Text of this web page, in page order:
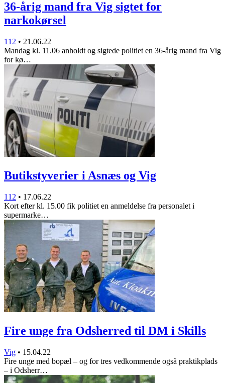
36-årig mand fra Vig sigtet for
narkokørsel
112 • 21.06.22
Mandag kl. 11.06 anholdt og sigtede politiet en 36-årig mand fra Vig
for kø…
Butikstyverier i Asnæs og Vig
112 • 17.06.22
Kort efter kl. 15.00 fik politiet en anmeldelse fra personalet i
supermarke…
Fire unge fra Odsherred til DM i Skills
Vig • 15.04.22
Fire unge med bopæl – og for tres vedkommende også praktikplads
– i Odsherr…